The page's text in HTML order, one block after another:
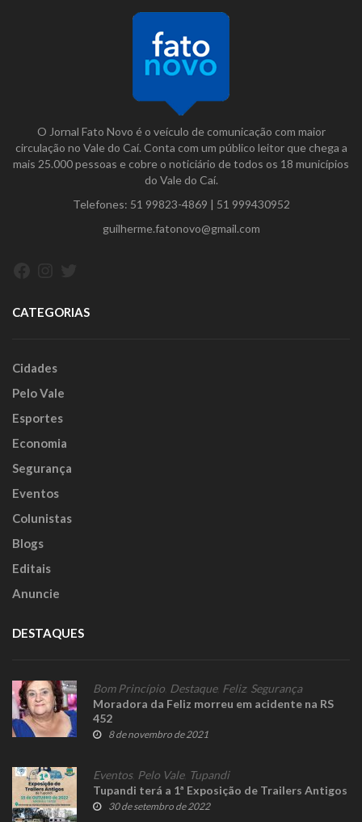
O Jornal Fato Novo é o veículo de comunicação com maior
circulação no Vale do Caí. Conta com um público leitor que chega a
mais 25.000 pessoas e cobre o noticiário de todos os 18 municípios
do Vale do Caí.
Telefones: 51 99823-4869 | 51 999430952
guilherme.fatonovo@gmail.com
CATEGORIAS
Cidades
Pelo Vale
Esportes
Economia
Segurança
Eventos
Colunistas
Blogs
Editais
Anuncie
DESTAQUES
Bom Princípio Destaque, Feliz, Segurança
Moradora da Feliz morreu em acidente na RS
452
8 de novembro de 2021
Eventos, Pelo Vale, Tupandi
Tupandi terá a 1ª Exposição de Trailers Antigos
30 de setembro de 2022